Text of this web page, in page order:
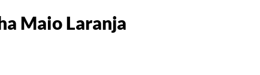
Maio Laranja